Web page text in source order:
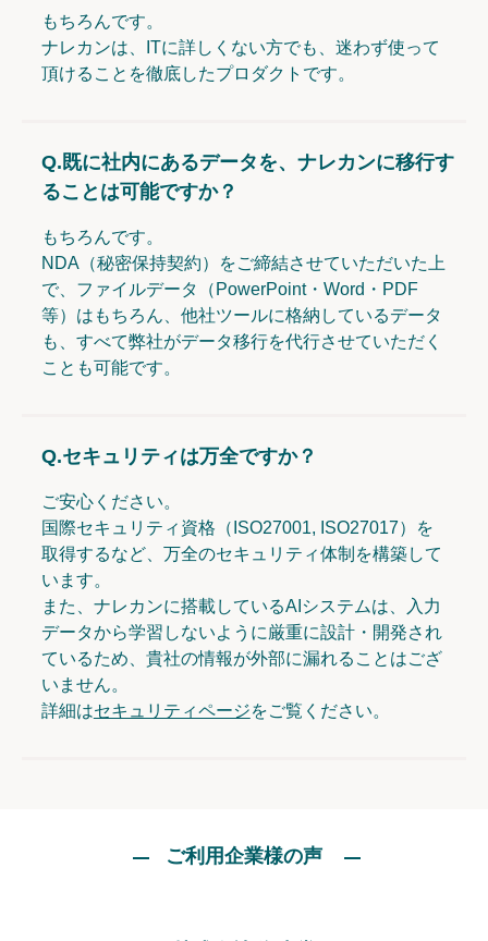
もちろんです。
ナレカンは、ITに詳しくない方でも、迷わず使って
頂けることを徹底したプロダクトです。
Q.既に社内にあるデータを、ナレカンに移行す
ることは可能ですか？
もちろんです。
NDA（秘密保持契約）をご締結させていただいた上
で、ファイルデータ（PowerPoint・Word・PDF
等）はもちろん、他社ツールに格納しているデータ
も、すべて弊社がデータ移行を代行させていただく
ことも可能です。
Q.セキュリティは万全ですか？
ご安心ください。
国際セキュリティ資格（ISO27001, ISO27017）を
取得するなど、万全のセキュリティ体制を構築して
います。
また、ナレカンに搭載しているAIシステムは、入力
データから学習しないように厳重に設計・開発され
ているため、貴社の情報が外部に漏れることはござ
いません。
詳細はセキュリティページをご覧ください。
ご利用企業様の声